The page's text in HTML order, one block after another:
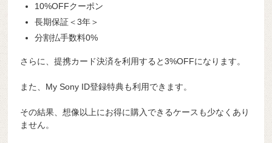
10%OFFクーポン
長期保証＜3年＞
分割払手数料0%
さらに、提携カード決済を利用すると3%OFFになります。
また、My Sony ID登録特典も利用できます。
その結果、想像以上にお得に購入できるケースも少なくあり
ません。